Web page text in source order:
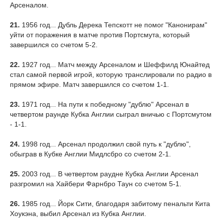
Арсеналом.
21. 1956 год... Дубль Дерека Тепскотт не помог "Канонирам"
уйти от поражения в матче против Портсмута, который
завершился со счетом 5-2.
22. 1927 год... Матч между Арсеналом и Шеффилд Юнайтед
стал самой первой игрой, которую транслировали по радио в
прямом эфире. Матч завершился со счетом 1-1.
23. 1971 год... На пути к победному "дублю" Арсенал в
четвертом раунде Кубка Англии сыграл вничью с Портсмутом
- 1-1.
24. 1998 год... Арсенал продолжил свой путь к "дублю",
обыграв в Кубке Англии Мидлсбро со счетом 2-1.
25. 2003 год... В четвертом раудне Кубка Англии Арсенал
разгромил на Хайбери Фарнбро Таун со счетом 5-1.
26. 1985 год... Йорк Сити, благодаря забитому пенальти Кита
Хоукэна, выбил Арсенал из Кубка Англии.